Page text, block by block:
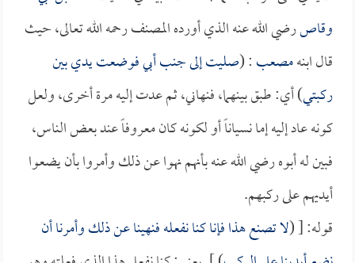
وقاصرضي الله عنه الذي أورده المصنف رحمه الله تعالى، حيث
قال ابنهمصعب: (صليت إلى جنب أبي فوضعت يدي بين
ركبتي) أي: طبق بينهما، فنهاني، ثم عدت إليه مرة أخرى، ولعل
كونه عاد إليه إما نسياناً أو لكونه كان معروفاً عند بعض الناس،
فبين له أبوه رضي الله عنه بأنهم نهوا عن ذلك وأمروا بأن يضعوا
أيديهم على ركبهم.
قوله: [ (لا تصنع هذا فإنا كنا نفعله فنهينا عن ذلك وأمرنا أن